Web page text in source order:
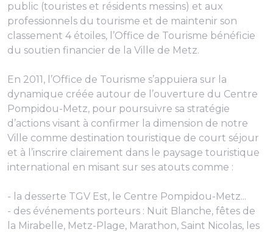
public (touristes et résidents messins) et aux
professionnels du tourisme et de maintenir son
classement 4 étoiles, l’Office de Tourisme bénéficie
du soutien financier de la Ville de Metz.
En 2011, l’Office de Tourisme s’appuiera sur la
dynamique créée autour de l’ouverture du Centre
Pompidou-Metz, pour poursuivre sa stratégie
d’actions visant à confirmer la dimension de notre
Ville comme destination touristique de court séjour
et à l’inscrire clairement dans le paysage touristique
international en misant sur ses atouts comme :
- la desserte TGV Est, le Centre Pompidou-Metz...
- des événements porteurs : Nuit Blanche, fêtes de
la Mirabelle, Metz-Plage, Marathon, Saint Nicolas, les